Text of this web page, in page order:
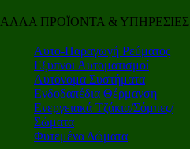
ΑΛΛΑ ΠΡΟΪΟΝΤΑ & ΥΠΗΡΕΣΙΕΣ
Αυτο-Παραγωγή Ρεύματος
Εξυπνοι Αυτοματισμοί
Αυτόνομα Συστήματα
Ενδοδαπέδια Θέρμανση
Ενεργειακά Τζάκια/Σόμπες/
Σώματα
Φυτεμένα Δώματα